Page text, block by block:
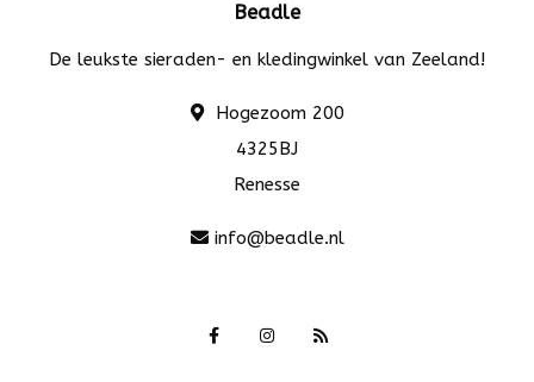
Beadle
De leukste sieraden- en kledingwinkel van Zeeland!
Hogezoom 200
4325BJ
Renesse
info@beadle.nl